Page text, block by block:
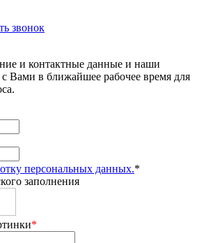
звонок
и контактные данные и наши
Вами в ближайшее рабочее время для
персональных данных.*
заполнения
*